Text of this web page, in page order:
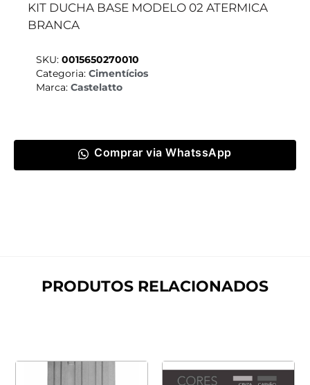
KIT DUCHA BASE MODELO 02 ATERMICA
BRANCA
SKU: 0015650270010
Categoria: Cimentícios
Marca: Castelatto
Comprar via WhatssApp
PRODUTOS RELACIONADOS